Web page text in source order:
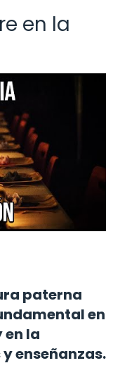
en la
paterna
en
la
enseñanzas.